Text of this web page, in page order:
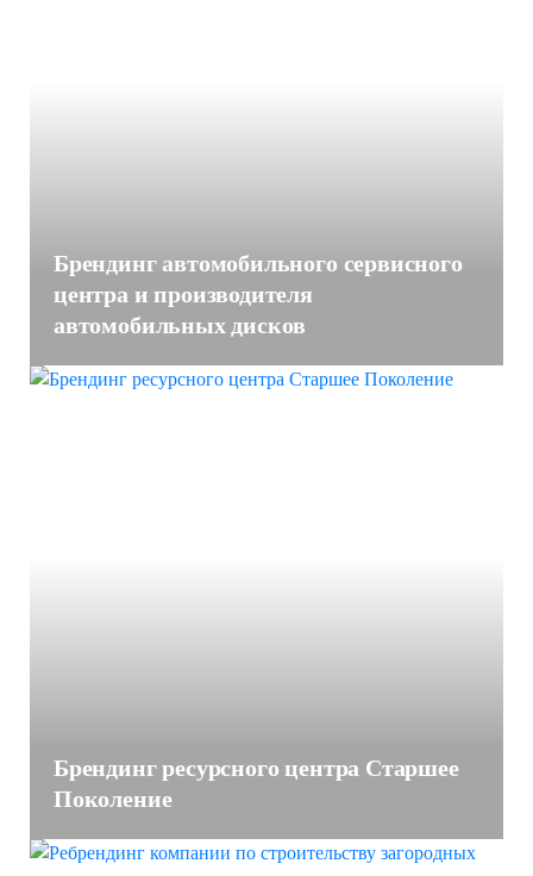
Брендинг автомобильного сервисного
центра и производителя
автомобильных дисков
Брендинг ресурсного центра Старшее
Поколение